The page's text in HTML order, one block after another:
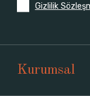
Gizlilik
Kurumsal